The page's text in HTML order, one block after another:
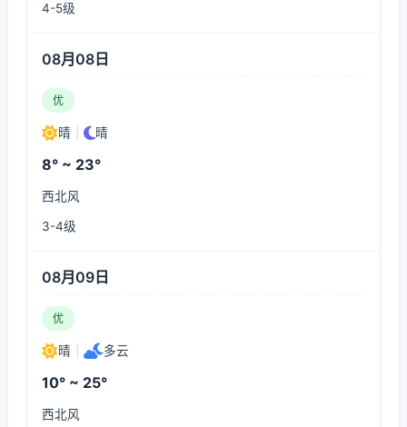
4-5级
08月08日
优
晴 晴
8° ~ 23°
西北风
3-4级
08月09日
优
晴 多云
10° ~ 25°
西北风